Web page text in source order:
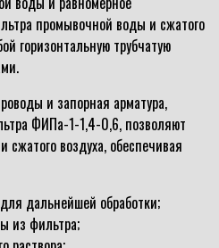
промывочной воды и сжатого
горизонтальную трубчатую
и запорная арматура,
ФИПа-1-1,4-0,6, позволяют
воздуха, обеспечивая
дальнейшей обработки;
из фильтра;